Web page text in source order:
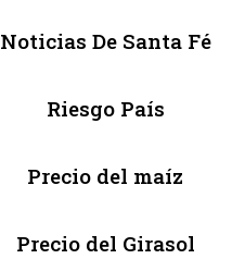
Noticias De Santa Fé
Riesgo País
Precio del maíz
Precio del Girasol